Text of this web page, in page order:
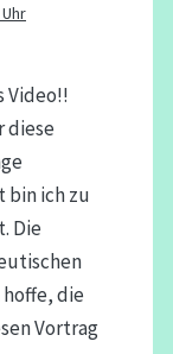
Video!!
diese
bin ich zu
Die
die
Vortrag